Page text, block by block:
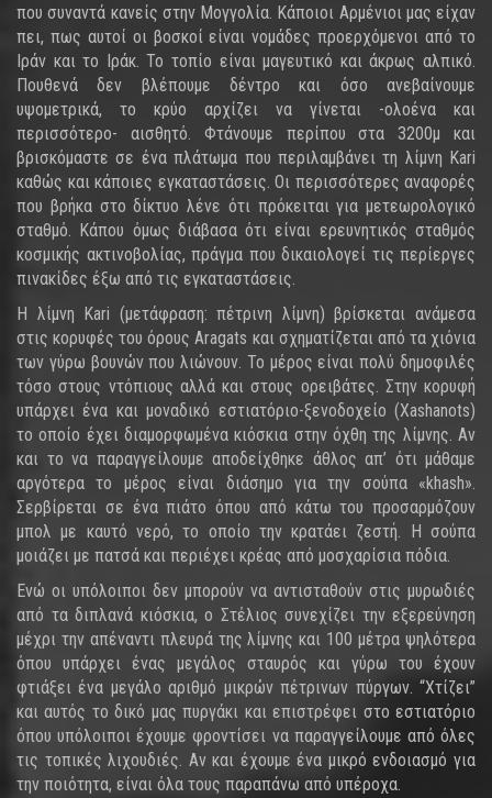
που συναντά κανείς στην Μογγολία. Κάποιοι Αρμένιοι μας είχαν
πει, πως αυτοί οι βοσκοί είναι νομάδες προερχόμενοι από το
Ιράν και το Ιράκ. Το τοπίο είναι μαγευτικό και άκρως αλπικό.
Πουθενά δεν βλέπουμε δέντρο και όσο ανεβαίνουμε
υψομετρικά, το κρύο αρχίζει να γίνεται -ολοένα και
περισσότερο- αισθητό. Φτάνουμε περίπου στα 3200μ και
βρισκόμαστε σε ένα πλάτωμα που περιλαμβάνει τη λίμνη Kari
καθώς και κάποιες εγκαταστάσεις. Οι περισσότερες αναφορές
που βρήκα στο δίκτυο λένε ότι πρόκειται για μετεωρολογικό
σταθμό. Κάπου όμως διάβασα ότι είναι ερευνητικός σταθμός
κοσμικής ακτινοβολίας, πράγμα που δικαιολογεί τις περίεργες
πινακίδες έξω από τις εγκαταστάσεις.
Η λίμνη Kari (μετάφραση: πέτρινη λίμνη) βρίσκεται ανάμεσα
στις κορυφές του όρους Aragats και σχηματίζεται από τα χιόνια
των γύρω βουνών που λιώνουν. Το μέρος είναι πολύ δημοφιλές
τόσο στους ντόπιους αλλά και στους ορειβάτες. Στην κορυφή
υπάρχει ένα και μοναδικό εστιατόριο-ξενοδοχείο (Xashanots)
το οποίο έχει διαμορφωμένα κιόσκια στην όχθη της λίμνης. Αν
και το να παραγγείλουμε αποδείχθηκε άθλος απ’ ότι μάθαμε
αργότερα το μέρος είναι διάσημο για την σούπα «khash».
Σερβίρεται σε ένα πιάτο όπου από κάτω του προσαρμόζουν
μπολ με καυτό νερό, το οποίο την κρατάει ζεστή. Η σούπα
μοιάζει με πατσά και περιέχει κρέας από μοσχαρίσια πόδια.
Ενώ οι υπόλοιποι δεν μπορούν να αντισταθούν στις μυρωδιές
από τα διπλανά κιόσκια, o Στέλιος συνεχίζει την εξερεύνηση
μέχρι την απέναντι πλευρά της λίμνης και 100 μέτρα ψηλότερα
όπου υπάρχει ένας μεγάλος σταυρός και γύρω του έχουν
φτιάξει ένα μεγάλο αριθμό μικρών πέτρινων πύργων. “Χτίζει”
και αυτός το δικό μας πυργάκι και επιστρέφει στο εστιατόριο
όπου υπόλοιποι έχουμε φροντίσει να παραγγείλουμε από όλες
τις τοπικές λιχουδιές. Αν και έχουμε ένα μικρό ενδοιασμό για
την ποιότητα, είναι όλα τους παραπάνω από υπέροχα.